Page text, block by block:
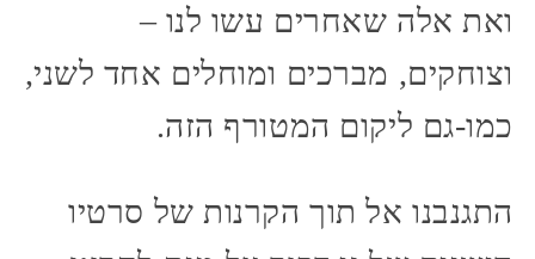
ואת אלה שאחרים עשו לנו –
וצוחקים, מברכים ומוחלים אחד לשני,
כמו-גם ליקום המטורף הזה.
התגנבנו אל תוך הקרנות של סרטיו